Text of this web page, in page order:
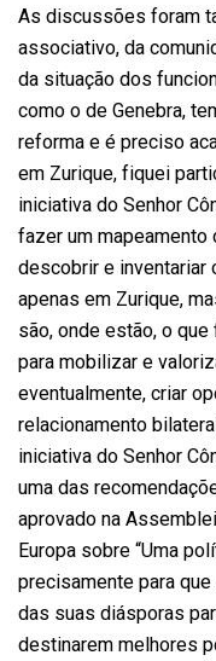
As discussões foram
associativo, da
da situação dos
como o de Genebra,
reforma e é preciso
em Zurique, fiquei
iniciativa do Senhor
fazer um
descobrir e inventariar
apenas em Zurique,
são, onde estão, o
para mobilizar e
eventualmente, criar
relacionamento
iniciativa do Senhor
uma das
aprovado na
Europa sobre “Uma
precisamente para
das suas diásporas
destinarem melhores